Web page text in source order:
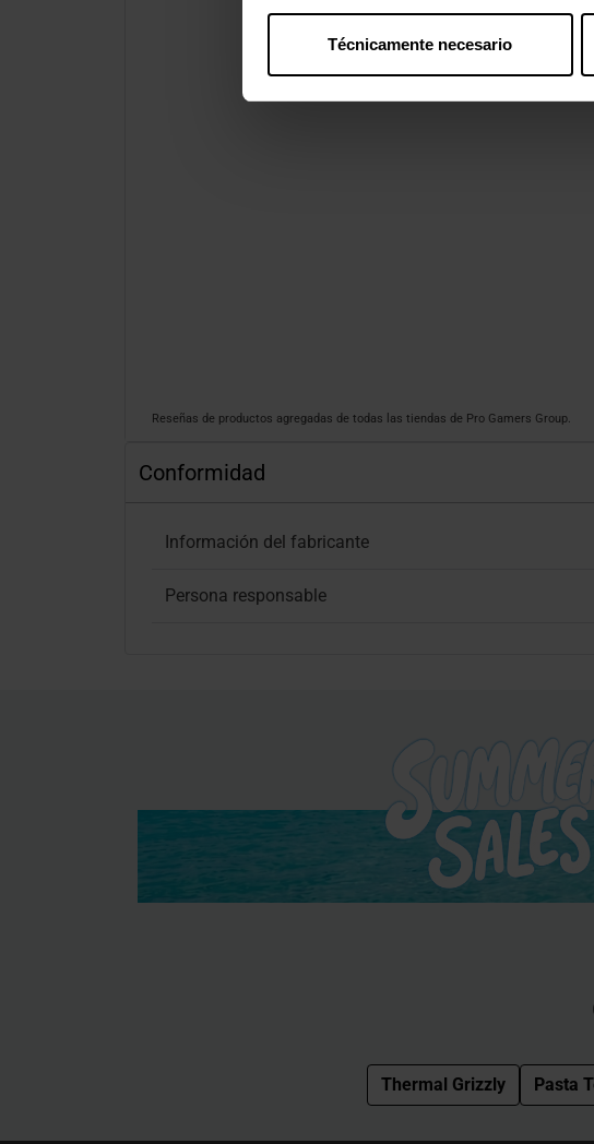
Técnicamente necesario
Reseñas de productos agregadas de todas las tiendas de Pro Gamers Group.
Conformidad
Información del fabricante
Persona responsable
Thermal Grizzly Pasta